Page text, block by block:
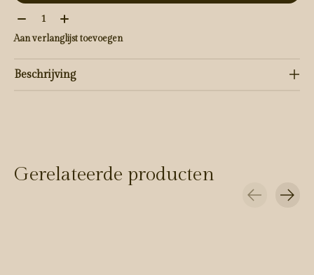
Aantal:
Aan verlanglijst toevoegen
Beschrijving
Gerelateerde producten